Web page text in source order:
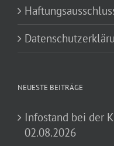
NEUESTE BEITRÄGE
Infostand bei der
02.08.2026